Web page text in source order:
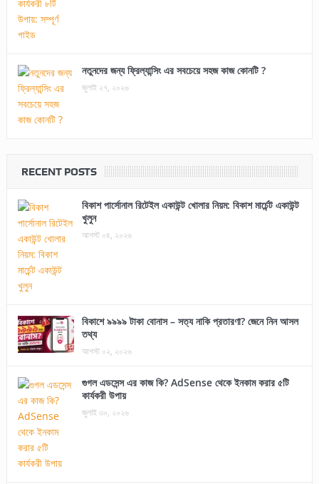
নতুনদের জন্য ফ্রিল্যান্সিং এর সবচেয়ে সহজ কাজ কোনটি ?
জুলাই ২৭, ২০২৬
RECENT POSTS
বিকাশ পার্সোনাল রিটেইল একাউন্ট খোলার নিয়ম: বিকাশ মার্চেন্ট একাউন্ট
খুলুন
আগস্ট ০৪, ২০২৬
বিকাশে ৯৯৯৯ টাকা বোনাস – সত্য নাকি প্রতারণা? জেনে নিন আসল
তথ্য
আগস্ট ০২, ২০২৬
গুগল এডসেন্স এর কাজ কি? AdSense থেকে ইনকাম করার ৫টি
কার্যকরী উপায়
জুলাই ৩০, ২০২৬